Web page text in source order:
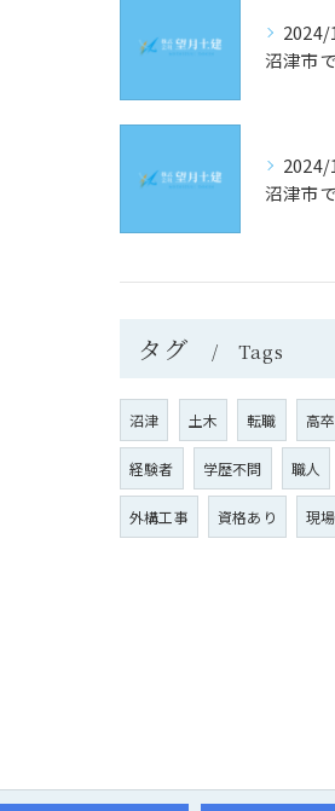
タグ Tags
沼津 土木 転職 高卒
経験者 学歴不問 職人
外構工事 資格あり 現